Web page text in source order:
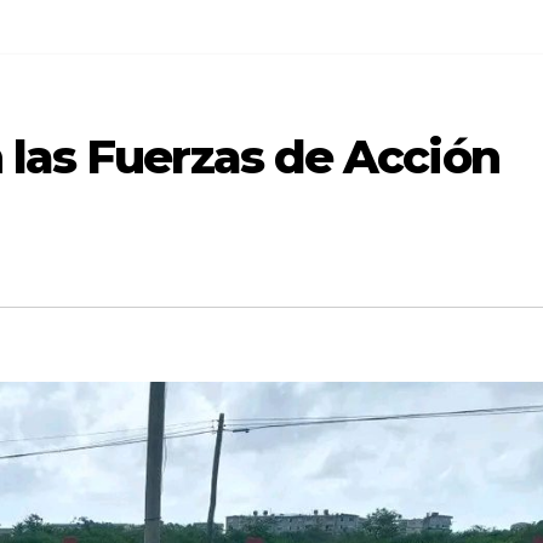
Fuerzas de Acción
CIEGO DE ÁVILA DESTACADA
Sistema de
CIEGO DE ÁVILA